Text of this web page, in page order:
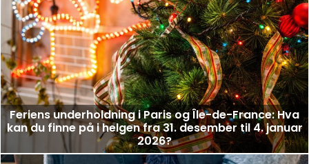
Feriens underholdning i Paris og Île-de-France: Hva
kan du finne på i helgen fra 31. desember til 4. januar
2026?